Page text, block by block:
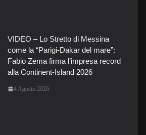
VIDEO – Lo Stretto di Messina
come la “Parigi-Dakar del mare”:
Fabio Zema firma l’impresa record
alla Continent-Island 2026
4 Agosto 2026